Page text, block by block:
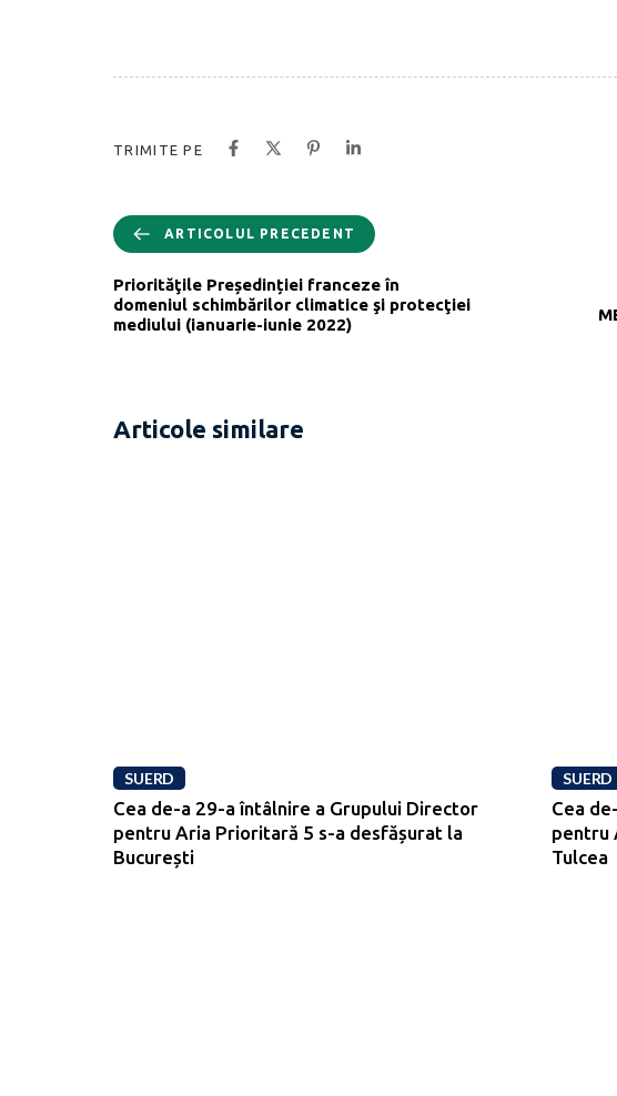
TRIMITE PE
ARTICOLUL PRECEDENT
Priorităţile Președinției franceze în
domeniul schimbărilor climatice şi protecţiei
mediului (ianuarie-iunie 2022)
Articole similare
SUERD
Cea de-a 29-a întâlnire a Grupului Director
pentru Aria Prioritară 5 s-a desfășurat la
București
SUERD
Cea
pentru
Tulcea